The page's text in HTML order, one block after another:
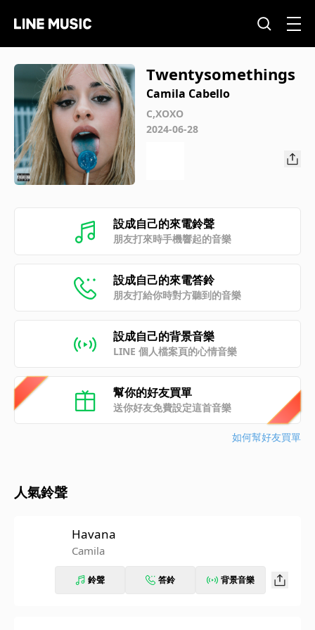
Twentysomethings
Camila Cabello
C,XOXO
2024-06-28
設成自己的來電鈴聲
朋友打來時手機響起的音樂
設成自己的來電答鈴
朋友打給你時對方聽到的音樂
設成自己的背景音樂
LINE 個人檔案頁的心情音樂
幫你的好友買單
送你好友免費設定這首音樂
如何幫好友買單
人氣鈴聲
Havana
Camila
鈴聲 答鈴 背景音樂